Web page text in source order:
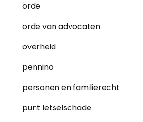
orde
orde van advocaten
overheid
pennino
personen en familierecht
punt letselschade